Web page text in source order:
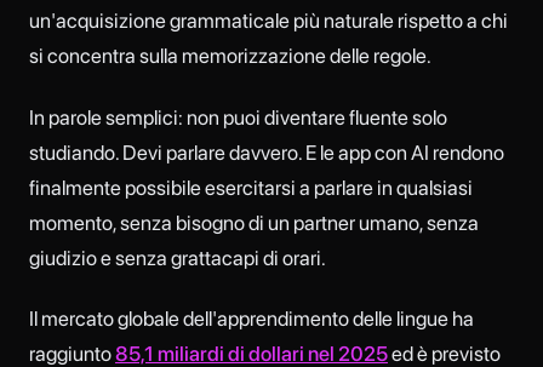
un'acquisizione grammaticale più naturale rispetto a chi
si concentra sulla memorizzazione delle regole.
In parole semplici: non puoi diventare fluente solo
studiando. Devi parlare davvero. E le app con AI rendono
finalmente possibile esercitarsi a parlare in qualsiasi
momento, senza bisogno di un partner umano, senza
giudizio e senza grattacapi di orari.
Il mercato globale dell'apprendimento delle lingue ha
raggiunto85,1 miliardi di dollari nel 2025ed è previsto